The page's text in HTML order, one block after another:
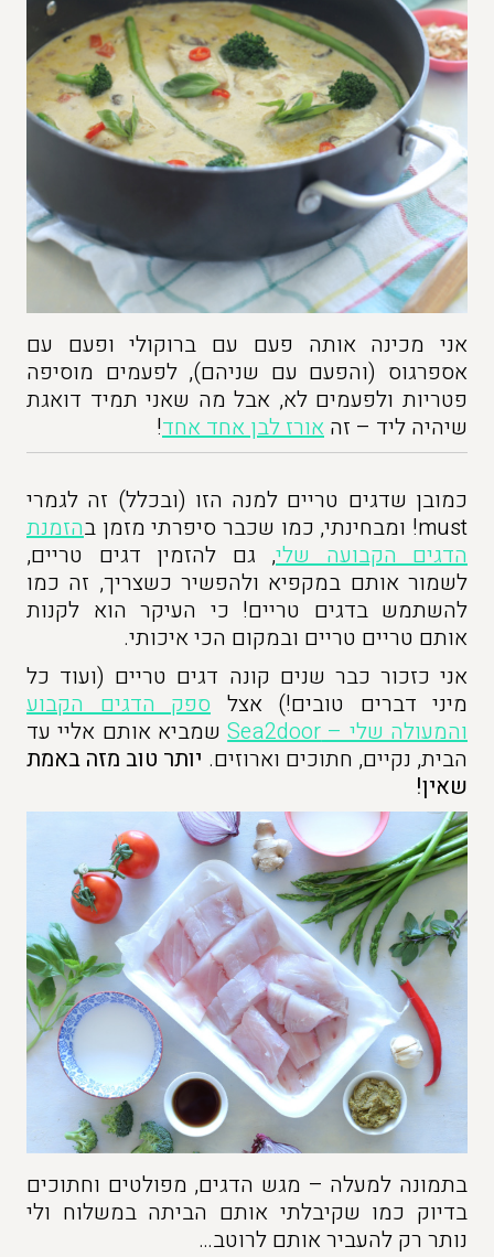
אני מכינה אותה פעם עם ברוקולי ופעם עם
אספרגוס (והפעם עם שניהם), לפעמים מוסיפה
פטריות ולפעמים לא, אבל מה שאני תמיד דואגת
שיהיה ליד – זה אורז לבן אחד אחד!
כמובן שדגים טריים למנה הזו (ובכלל) זה לגמרי
must! ומבחינתי, כמו שכבר סיפרתי מזמן ב
הזמנת
הדגים הקבועה שלי, גם להזמין דגים טריים,
לשמור אותם במקפיא ולהפשיר כשצריך, זה כמו
להשתמש בדגים טריים! כי העיקר הוא לקנות
אותם טריים טריים ובמקום הכי איכותי.
אני כזכור כבר שנים קונה דגים טריים (ועוד כל
מיני דברים טובים!) אצל ספק הדגים הקבוע
והמעולה שלי – Sea2door
שמביא אותם אליי עד
הבית, נקיים, חתוכים וארוזים. יותר טוב מזה באמת
שאין!
בתמונה למעלה – מגש הדגים, מפולטים וחתוכים
בדיוק כמו שקיבלתי אותם הביתה במשלוח ולי
נותר רק להעביר אותם לרוטב…